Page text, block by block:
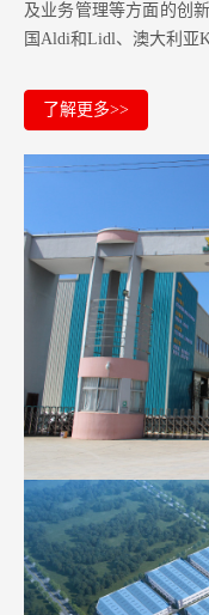
及业务管理等方面的创
国Aldi和Lidl、澳大利亚
了解更多>>